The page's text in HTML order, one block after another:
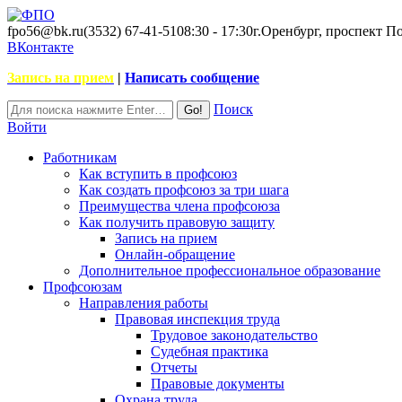
fpo56@bk.ru(3532) 67-41-5108:30 - 17:30г.Оренбург, проспект
ВКонтакте
Запись на прием | Написать сообщение
Поиск
Войти
Работникам
Как вступить в профсоюз
Как создать профсоюз за три шага
Преимущества члена профсоюза
Как получить правовую защиту
Запись на прием
Онлайн-обращение
Дополнительное профессиональное образование
Профсоюзам
Направления работы
Правовая инспекция труда
Трудовое законодательство
Судебная практика
Отчеты
Правовые документы